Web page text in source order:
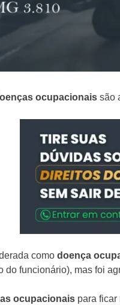
ocupacionais são
como doença
funcionário), mas foi
ocupacionais para ficar